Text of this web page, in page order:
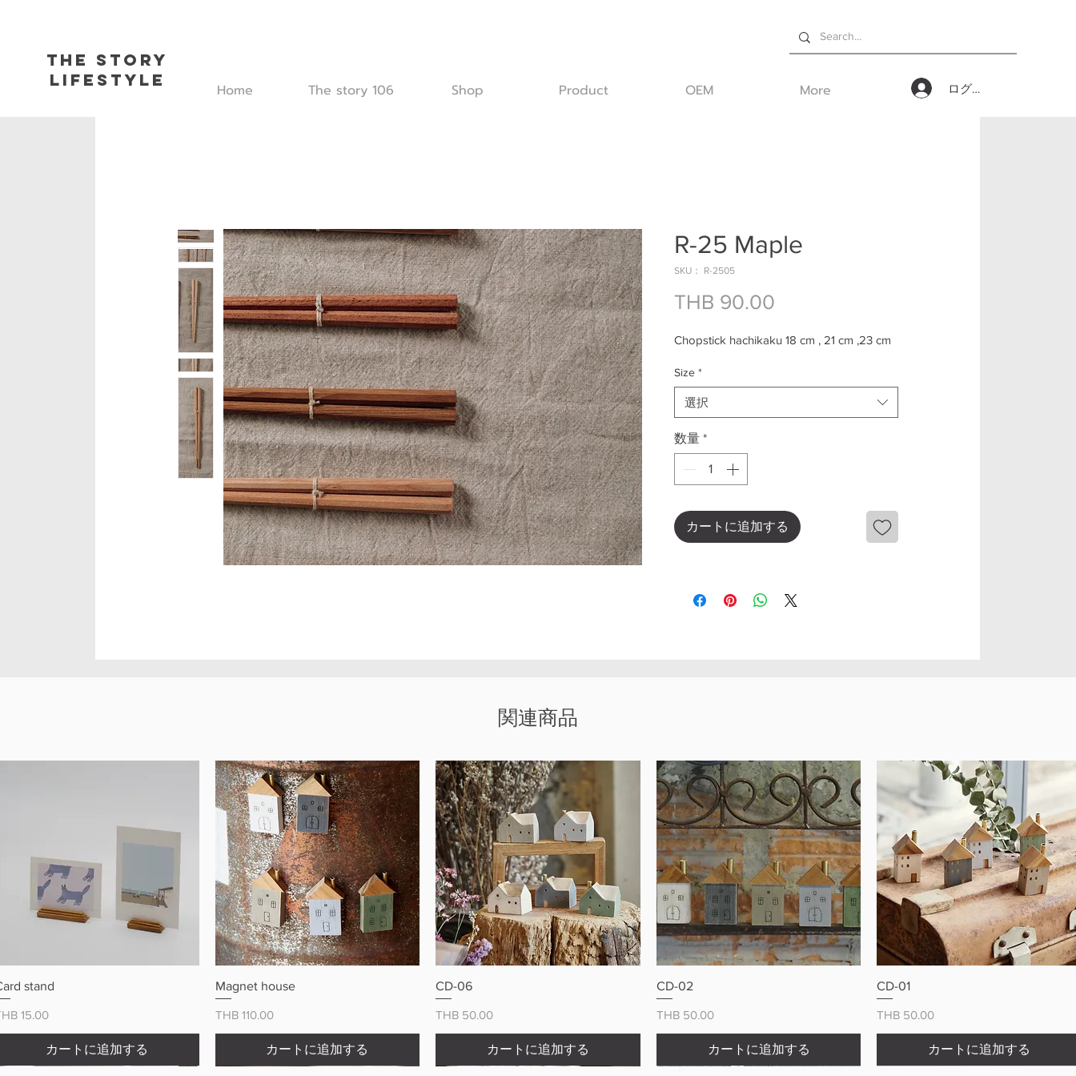
The Story
L ifestyle
Home The story 106 Shop Product OEM More ログイン
R-25 Maple
SKU： R-2505
THB 90.00価格
Chopstick hachikaku 18 cm , 21 cm ,23 cm
Size *
選択
数量 *
カートに追加する
関連商品
stand
格 15.00
カートに追加する
クイックビュー
Magnet house
価格
THB 110.00
カートに追加する
CD-06
価格
THB 50.00
カートに追加する
CD-02
価格
THB 50.00
カートに追加する
CD-01
価格
THB 50.00
カートに追加する